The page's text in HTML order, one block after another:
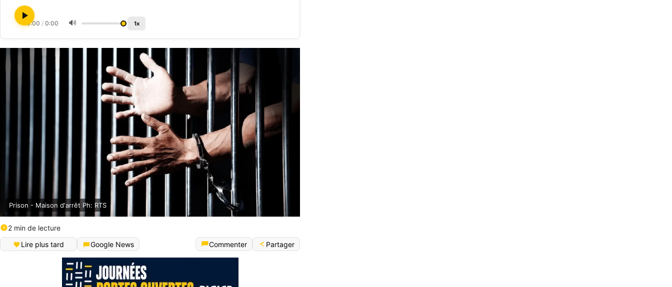
0:00 / 0:00 🔊 1x
Prison - Maison d'arrêt Ph: RTS
2 min de lecture
Lire plus tard
Google News Commenter Partager